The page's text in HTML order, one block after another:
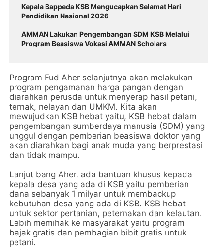
Kepala Bappeda KSB Mengucapkan Selamat Hari
Pendidikan Nasional 2026
AMMAN Lakukan Pengembangan SDM KSB Melalui
Program Beasiswa Vokasi AMMAN Scholars
Program Fud Aher selanjutnya akan melakukan
program pengamanan harga pangan dengan
diarahkan perusda untuk menyerap hasil petani,
ternak, nelayan dan UMKM. Kita akan
mewujudkan KSB hebat yaitu, KSB hebat dalam
pengembangan sumberdaya manusia (SDM) yang
unggul dengan pemberian beasiswa doktor yang
akan diarahkan bagi anak muda yang berprestasi
dan tidak mampu.
Lanjut bang Aher, ada bantuan khusus kepada
kepala desa yang ada di KSB yaitu pemberian
dana sebanyak 1 milyar untuk membackup
kebutuhan desa yang ada di KSB. KSB hebat
untuk sektor pertanian, peternakan dan kelautan.
Lebih memihak ke masyarakat yaitu program
bajak gratis dan pembagian bibit gratis untuk
petani.